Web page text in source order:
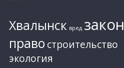
Хвалынск вред закон
право строительство
экология